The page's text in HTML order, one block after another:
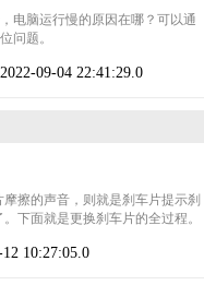
电脑运行慢的原因在哪？可以通
问题。
2022-09-04 22:41:29.0
擦的声音，则就是刹车片提示刹
下面就是更换刹车片的全过程。
10:27:05.0